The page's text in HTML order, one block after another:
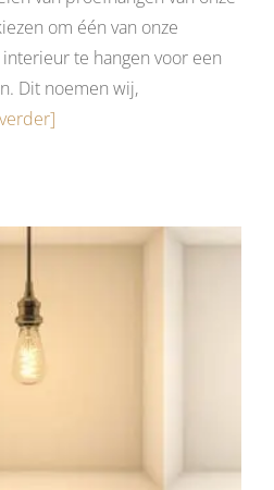
om één van onze
te hangen voor een
Dit noemen wij,